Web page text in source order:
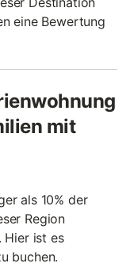
eine Bewertung
mit
als 10% der
Region
Hier ist es
buchen.